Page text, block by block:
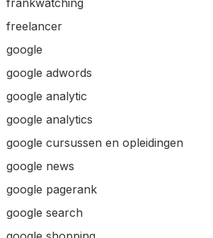
frankwatching
freelancer
google
google adwords
google analytic
google analytics
google cursussen en opleidingen
google news
google pagerank
google search